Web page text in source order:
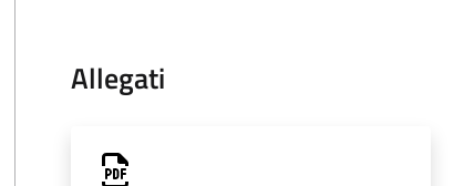
Allegati